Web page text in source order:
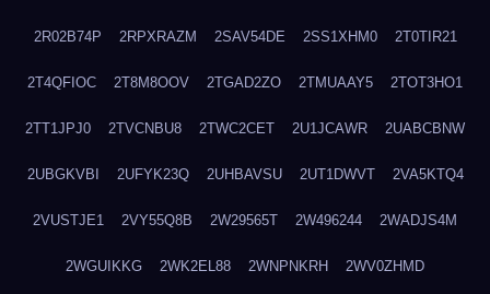
2R02B74P 2RPXRAZM 2SAV54DE 2SS1XHM0 2T0TIR21
2T4QFIOC 2T8M8OOV 2TGAD2ZO 2TMUAAY5 2TOT3HO1
2TT1JPJ0 2TVCNBU8 2TWC2CET 2U1JCAWR 2UABCBNW
2UBGKVBI 2UFYK23Q 2UHBAVSU 2UT1DWVT 2VA5KTQ4
2VUSTJE1 2VY55Q8B 2W29565T 2W496244 2WADJS4M
2WGUIKKG 2WK2EL88 2WNPNKRH 2WV0ZHMD